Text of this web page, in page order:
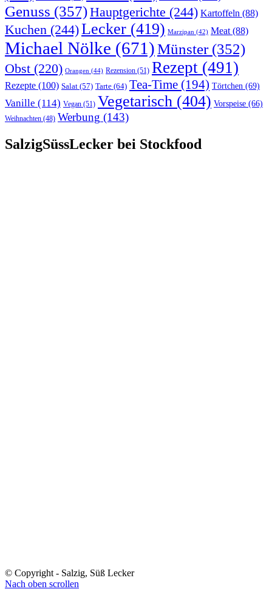
Genuss (357)Hauptgerichte (244) Kartoffeln (88)
Kuchen (244)Lecker (419) Marzipan (42) Meat(88)
Michael Nölke (671)Münster(352)
Obst (220) Orangen (44) Rezension (51) Rezept (491)
Rezepte (100) Salat (57) Tarte (64) Tea-Time (194) Törtchen (69)
Vanille (114) Vegan (51) Vegetarisch (404) Vorspeise (66)
Weihnachten (48) Werbung (143)
SalzigSüssLecker bei Stockfood
© Copyright - Salzig, Süß Lecker
Nach oben scrollen